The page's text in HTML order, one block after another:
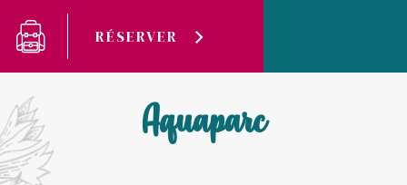
RÉSERVER
Camping Saint-Disdille
Aquaparc
Panneau de gestion des cookies